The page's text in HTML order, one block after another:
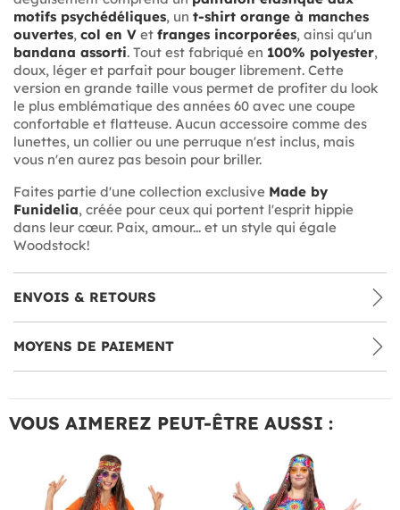
motifs psychédéliques, un t-shirt orange à manches
ouvertes, col en V et franges incorporées, ainsi qu'un
bandana assorti. Tout est fabriqué en 100% polyester,
doux, léger et parfait pour bouger librement. Cette
version en grande taille vous permet de profiter du look
le plus emblématique des années 60 avec une coupe
confortable et flatteuse. Aucun accessoire comme des
lunettes, un collier ou une perruque n'est inclus, mais
vous n'en aurez pas besoin pour briller.
Faites partie d'une collection exclusive Made by
Funidelia, créée pour ceux qui portent l'esprit hippie
dans leur cœur. Paix, amour... et un style qui égale
Woodstock!
ENVOIS & RETOURS
MOYENS DE PAIEMENT
VOUS AIMEREZ PEUT-ÊTRE AUSSI :